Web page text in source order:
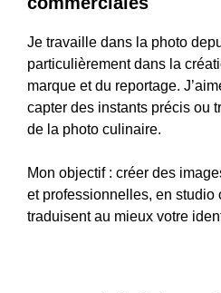
Je travaille dans la photo
particulièrement dans la
marque et du reportage.
capter des instants précis ou
de la photo culinaire.
Mon objectif : créer des
et professionnelles, en studio
traduisent au mieux votre